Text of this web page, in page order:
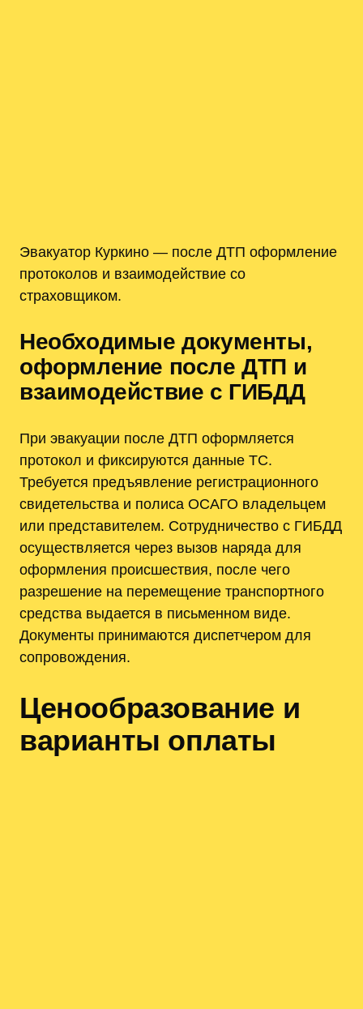
Эвакуатор Куркино — после ДТП оформление
протоколов и взаимодействие со
страховщиком.
Необходимые документы,
оформление после ДТП и
взаимодействие с ГИБДД
При эвакуации после ДТП оформляется
протокол и фиксируются данные ТС.
Требуется предъявление регистрационного
свидетельства и полиса ОСАГО владельцем
или представителем. Сотрудничество с ГИБДД
осуществляется через вызов наряда для
оформления происшествия, после чего
разрешение на перемещение транспортного
средства выдается в письменном виде.
Документы принимаются диспетчером для
сопровождения.
Ценообразование и
варианты оплаты